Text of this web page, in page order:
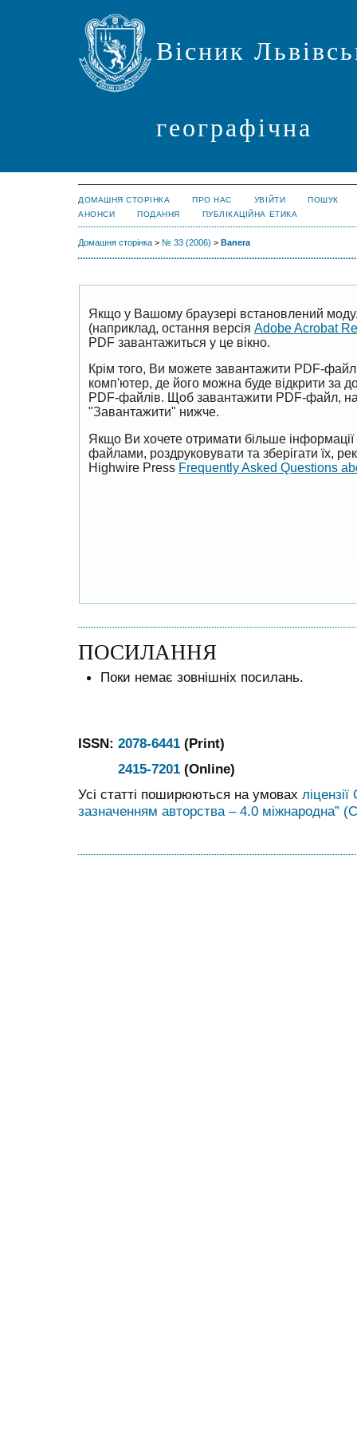
Вісник
географічна
ДОМАШНЯ СТОРІНКА ПРО НАС УВІЙТИ
ПОШУК
АНОНСИ
ПОДАННЯ ПУБЛІКАЦІЙНА ЕТИКА
Домашня сторінка > № 33 (2006) > Banera
Якщо у Вашому браузері встановлений
(наприклад, остання версія Adobe Acrobat
PDF завантажиться у це вікно.
Крім того, Ви можете завантажити PDF-
комп'ютер, де його можна буде відкрити за
PDF-файлів. Щоб завантажити PDF-файл,
"Завантажити" нижче.
Якщо Ви хочете отримати більше
файлами, роздруковувати та зберігати їх,
Highwire Press Frequently Asked Questions
ПОСИЛАННЯ
Поки немає зовнішніх посилань.
ISSN: 2078-6441 (Print)
2415-7201 (Online)
Усі статті поширюються на умовах
зазначенням авторства – 4.0 міжнародна”